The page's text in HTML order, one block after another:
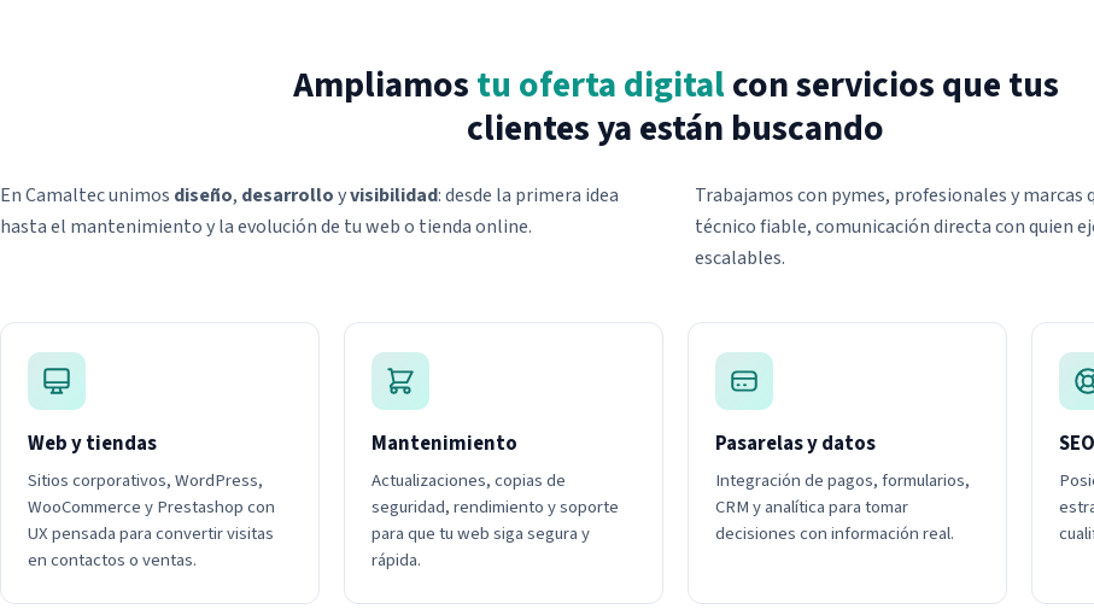
Ampliamostu oferta digitalcon servicios que tus
clientes ya están buscando
En Camaltec unimos diseño, desarrolloyvisibilidad: desde la primera idea
hasta el mantenimiento y la evolución de tu web o tienda online.
Trabajamos con pymes, profesionales y marcas
técnico fiable, comunicación directa con quien
escalables.
Web y tiendas
Sitios corporativos, WordPress,
WooCommerce y Prestashop con
UX pensada para convertir visitas
en contactos o ventas.
Mantenimiento
Actualizaciones, copias de
seguridad, rendimiento y soporte
para que tu web siga segura y
rápida.
Pasarelas y datos
Integración de pagos, formularios,
CRM y analítica para tomar
decisiones con información real.